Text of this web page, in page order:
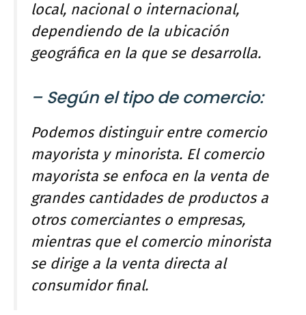
local, nacional o internacional,
dependiendo de la ubicación
geográfica en la que se desarrolla.
– Según el tipo de comercio:
Podemos distinguir entre comercio
mayorista y minorista. El comercio
mayorista se enfoca en la venta de
grandes cantidades de productos a
otros comerciantes o empresas,
mientras que el comercio minorista
se dirige a la venta directa al
consumidor final.